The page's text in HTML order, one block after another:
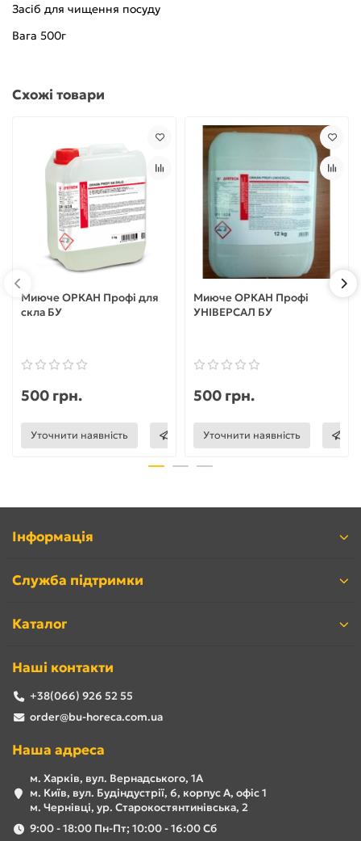
Засіб для чищення посуду
Вага 500г
Схожі товари
Миюче ОРКАН Профі для
скла БУ
500 грн.
Уточнити наявність
Миюче ОРКАН Профі
УНІВЕРСАЛ БУ
500 грн.
Уточнити наявність
Інформація
Служба підтримки
Каталог
Наші контакти
+38(066) 926 52 55
order@bu-horeca.com.ua
Наша адреса
м. Харків, вул. Вернадського, 1А
м. Київ, вул. Будіндустрії, 6, корпус А, офіс 1
м. Чернівці, ур. Старокостянтинівська, 2
9:00 - 18:00 Пн-Пт; 10:00 - 16:00 Сб